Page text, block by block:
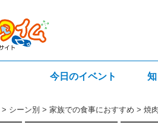
今日のイベント
> シーン別 > 家族での食事におすすめ > 焼